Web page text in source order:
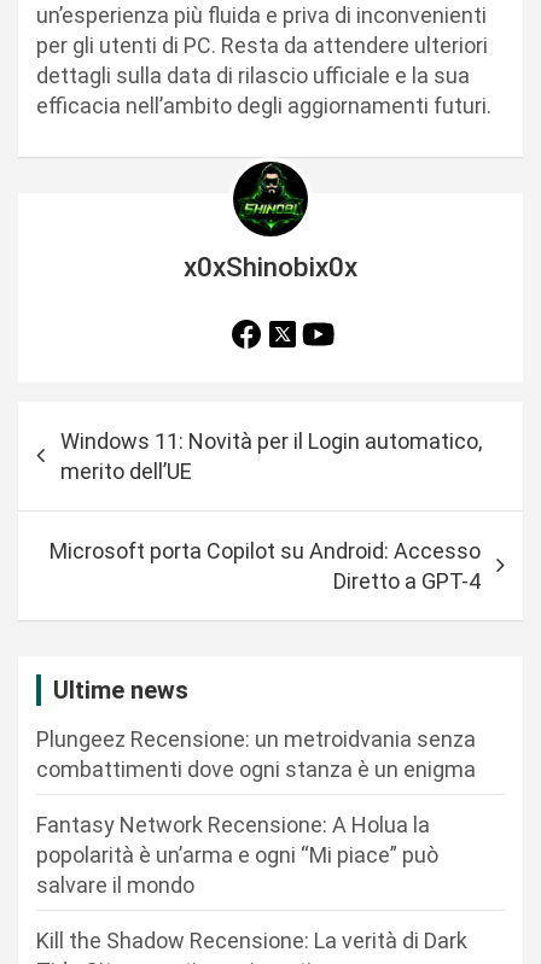
un’esperienza più fluida e priva di inconvenienti
per gli utenti di PC. Resta da attendere ulteriori
dettagli sulla data di rilascio ufficiale e la sua
efficacia nell’ambito degli aggiornamenti futuri.
x0xShinobix0x
a
Windows 11: Novità per il Login automatico,
merito dell’UE
Microsoft porta Copilot su Android: Accesso
Diretto a GPT-4
Ultime news
Plungeez Recensione: un metroidvania senza
combattimenti dove ogni stanza è un enigma
Fantasy Network Recensione: A Holua la
popolarità è un’arma e ogni “Mi piace” può
salvare il mondo
Kill the Shadow Recensione: La verità di Dark